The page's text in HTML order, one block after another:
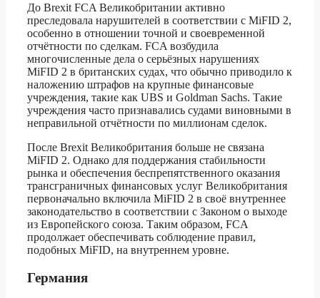
До Brexit FCA Великобритании активно
преследовала нарушителей в соответствии с MiFID 2,
особенно в отношении точной и своевременной
отчётности по сделкам. FCA возбудила
многочисленные дела о серьёзных нарушениях
MiFID 2 в британских судах, что обычно приводило к
наложению штрафов на крупные финансовые
учреждения, такие как UBS и Goldman Sachs. Такие
учреждения часто признавались судами виновными в
неправильной отчётности по миллионам сделок.
После Brexit Великобритания больше не связана
MiFID 2. Однако для поддержания стабильности
рынка и обеспечения беспрепятственного оказания
трансграничных финансовых услуг Великобритания
первоначально включила MiFID 2 в своё внутреннее
законодательство в соответствии с Законом о выходе
из Европейского союза. Таким образом, FCA
продолжает обеспечивать соблюдение правил,
подобных MiFID, на внутреннем уровне.
Германия